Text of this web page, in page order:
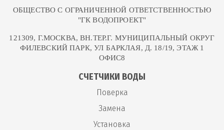
ОБЩЕСТВО С ОГРАНИЧЕННОЙ ОТВЕТСТВЕННОСТЬЮ
"ГК ВОДОПРОЕКТ"
121309, Г.МОСКВА, ВН.ТЕР.Г. МУНИЦИПАЛЬНЫЙ ОКРУГ
ФИЛЕВСКИЙ ПАРК, УЛ БАРКЛАЯ, Д. 18/19, ЭТАЖ 1
ОФИС8
СЧЕТЧИКИ ВОДЫ
Поверка
Замена
Установка